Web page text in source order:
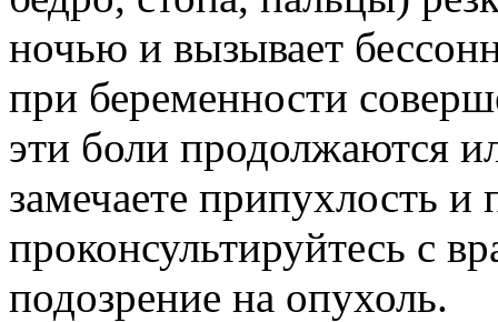
ночью и вызывает
при беременности
эти боли продолжаются
замечаете припухлость
проконсультируйтесь с
подозрение на опухоль.